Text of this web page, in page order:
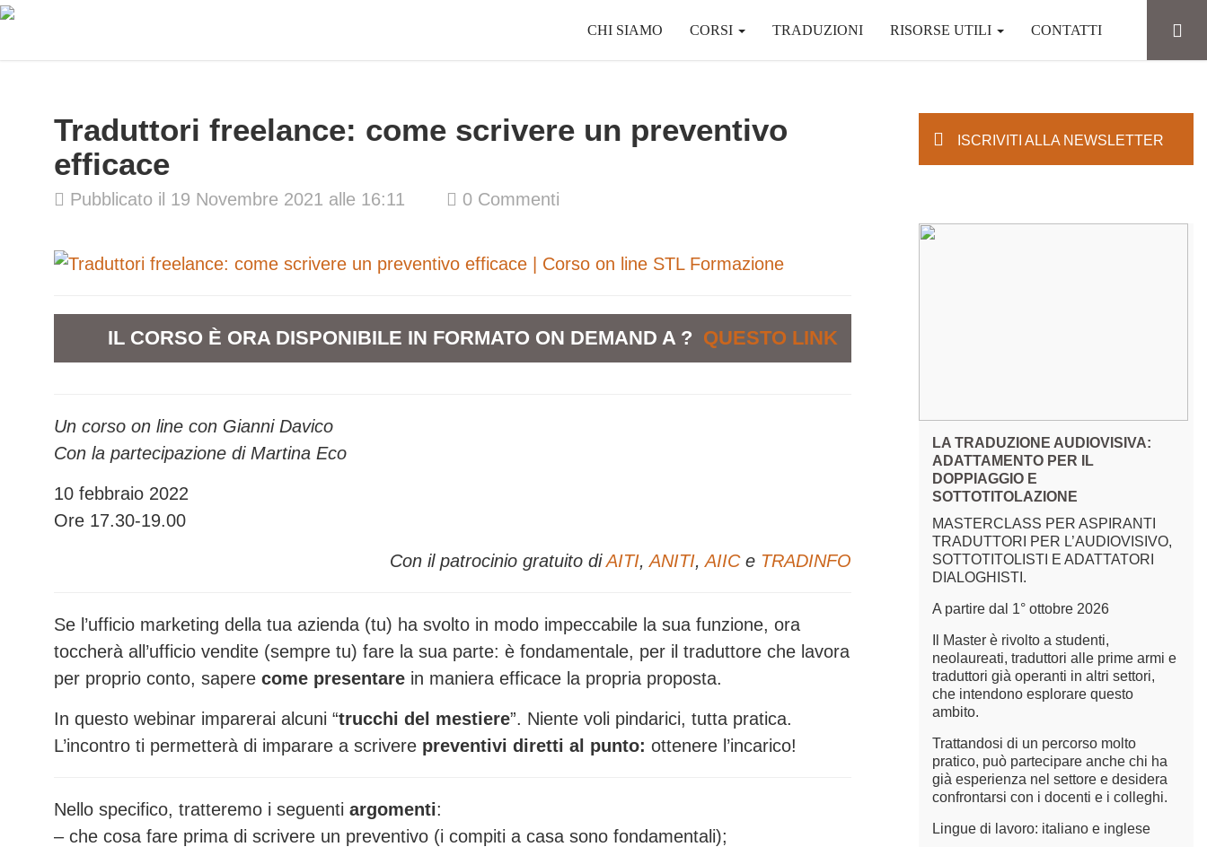
CHI SIAMO CORSI TRADUZIONI RISORSE UTILI CONTATTI
Traduttori freelance: come scrivere un preventivo
efficace
Pubblicato il 19 Novembre 2021 alle 16:11 0 Commenti
IL CORSO È ORA DISPONIBILE IN FORMATO ON DEMAND A ? QUESTO LINK
Un corso on line con Gianni Davico
Con la partecipazione di Martina Eco
10 febbraio 2022
Ore 17.30-19.00
Con il patrocinio gratuito diAITI,ANITI,AIICe TRADINFO
Se l’ufficio marketing della tua azienda (tu) ha svolto in modo impeccabile la sua funzione, ora
toccherà all’ufficio vendite (sempre tu) fare la sua parte: è fondamentale, per il traduttore che lavora
per proprio conto, sapere come presentare in maniera efficace la propria proposta.
In questo webinar imparerai alcuni “trucchi del mestiere”. Niente voli pindarici, tutta pratica.
L’incontro ti permetterà di imparare a scrivere preventivi diretti al punto: ottenere l’incarico!
Nello specifico, tratteremo i seguenti argomenti:
– che cosa fare prima di scrivere un preventivo (i compiti a casa sono fondamentali);
ISCRIVITI ALLA NEWSLETTER
LA TRADUZIONE AUDIOVISIVA:
ADATTAMENTO PER IL
DOPPIAGGIO E
SOTTOTITOLAZIONE
MASTERCLASS PER ASPIRANTI
TRADUTTORI PER L’AUDIOVISIVO,
SOTTOTITOLISTI E ADATTATORI
DIALOGHISTI.
A partire dal 1° ottobre 2026
Il Master è rivolto a studenti,
neolaureati, traduttori alle prime armi e
traduttori già operanti in altri settori,
che intendono esplorare questo
ambito.
Trattandosi di un percorso molto
pratico, può partecipare anche chi ha
già esperienza nel settore e desidera
confrontarsi con i docenti e i colleghi.
Lingue di lavoro: italiano e inglese